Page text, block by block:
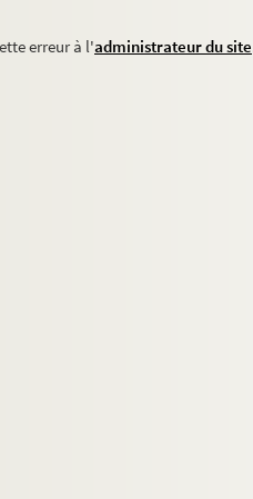
erreur à l'administrateur du site